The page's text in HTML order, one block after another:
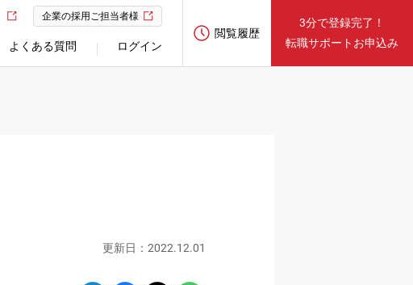
企業の採用ご担当者様
よくある質問 ログイン
閲覧履歴
3分で登録完了！
転職サポートお申込み
更新日：2022.12.01